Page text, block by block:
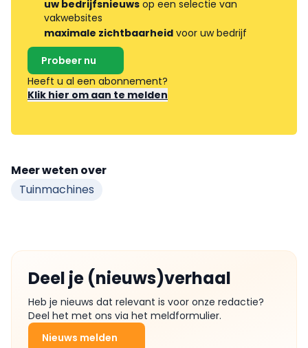
uw bedrijfsnieuws op een selectie van
vakwebsites
maximale zichtbaarheid voor uw bedrijf
Probeer nu
Heeft u al een abonnement?
Klik hier om aan te melden
Meer weten over
Tuinmachines
Deel je (nieuws)verhaal
Heb je nieuws dat relevant is voor onze redactie?
Deel het met ons via het meldformulier.
Nieuws melden